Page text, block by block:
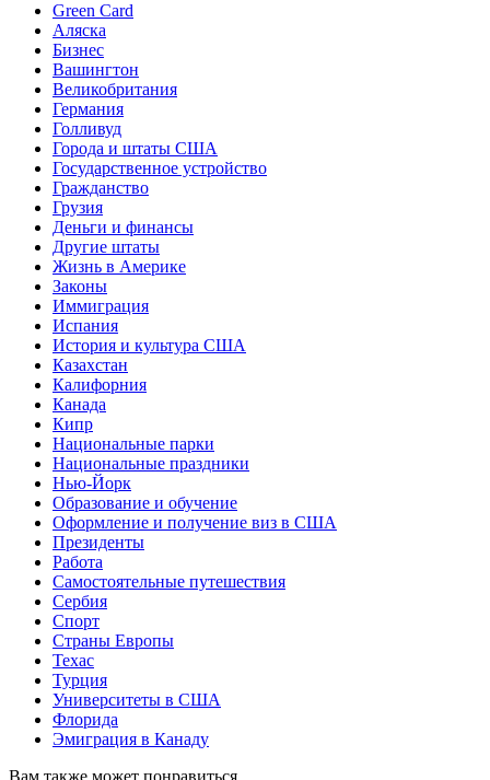
Green Card
Аляска
Бизнес
Вашингтон
Великобритания
Германия
Голливуд
Города и штаты США
Государственное устройство
Гражданство
Грузия
Деньги и финансы
Другие штаты
Жизнь в Америке
Законы
Иммиграция
Испания
История и культура США
Казахстан
Калифорния
Канада
Кипр
Национальные парки
Национальные праздники
Нью-Йорк
Образование и обучение
Оформление и получение виз в США
Президенты
Работа
Самостоятельные путешествия
Сербия
Спорт
Страны Европы
Техас
Турция
Университеты в США
Флорида
Эмиграция в Канаду